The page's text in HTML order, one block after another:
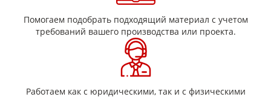
Преимущества асбокартона
Огнестойкость (устойчив к высоким температурам,
рабочий диапазон до +500 градусов):
Не возгорается и не выделяет токсичные вещества;
Механическая прочность (за счет мокрого
форматирования структуры картона из гидромассы):
Помогаем подобрать подходящий материал с учетом
требований вашего производства или проекта.
Работаем как с юридическими, так и с физическими